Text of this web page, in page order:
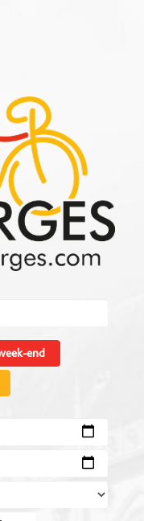
end